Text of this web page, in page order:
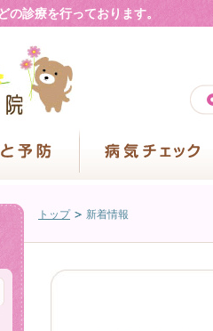
の診療を行っております。
トップ 新着情報